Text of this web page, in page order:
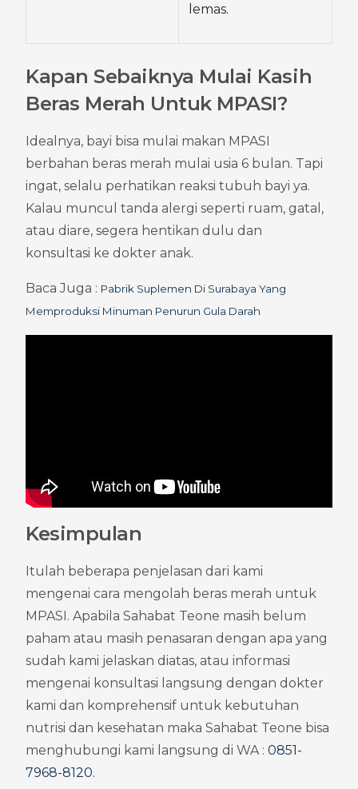
lemas.
Kapan Sebaiknya Mulai Kasih
Beras Merah Untuk MPASI?
Idealnya, bayi bisa mulai makan MPASI
berbahan beras merah mulai usia 6 bulan. Tapi
ingat, selalu perhatikan reaksi tubuh bayi ya.
Kalau muncul tanda alergi seperti ruam, gatal,
atau diare, segera hentikan dulu dan
konsultasi ke dokter anak.
Baca Juga : Pabrik Suplemen Di Surabaya Yang
Memproduksi Minuman Penurun Gula Darah
Kesimpulan
Itulah beberapa penjelasan dari kami
mengenai cara mengolah beras merah untuk
MPASI. Apabila Sahabat Teone masih belum
paham atau masih penasaran dengan apa yang
sudah kami jelaskan diatas, atau informasi
mengenai konsultasi langsung dengan dokter
kami dan komprehensif untuk kebutuhan
nutrisi dan kesehatan maka Sahabat Teone bisa
menghubungi kami langsung di WA : 0851-
7968-8120.